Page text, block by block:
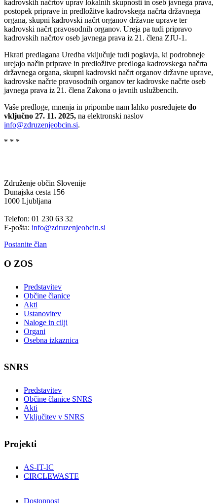
kadrovskih načrtov uprav lokalnih skupnosti in oseb javnega prava,
postopek priprave in predložitve kadrovskega načrta državnega
organa, skupni kadrovski načrt organov državne uprave ter
kadrovski načrt pravosodnih organov. Ureja pa tudi pripravo
kadrovskih načrtov oseb javnega prava iz 21. člena ZJU-1.
Hkrati predlagana Uredba vključuje tudi poglavja, ki podrobneje
urejajo način priprave in predložitve predloga kadrovskega načrta
državnega organa, skupni kadrovski načrt organov državne uprave,
kadrovske načrte pravosodnih organov ter kadrovske načrte oseb
javnega prava iz 21. člena Zakona o javnih uslužbencih.
Vaše predloge, mnenja in pripombe nam lahko posredujete do
vključno 27. 11. 2025, na elektronski naslov
info@zdruzenjeobcin.si.
* * *
Združenje občin Slovenije
Dunajska cesta 156
1000 Ljubljana
Telefon: 01 230 63 32
E-pošta: info@zdruzenjeobcin.si
Postanite član
O ZOS
Predstavitev
Občine članice
Akti
Ustanovitev
Naloge in cilji
Organi
Osebna izkaznica
SNRS
Predstavitev
Občine članice SNRS
Akti
Vključitev v SNRS
Projekti
AS-IT-IC
CIRCLEWASTE
Dostopnost